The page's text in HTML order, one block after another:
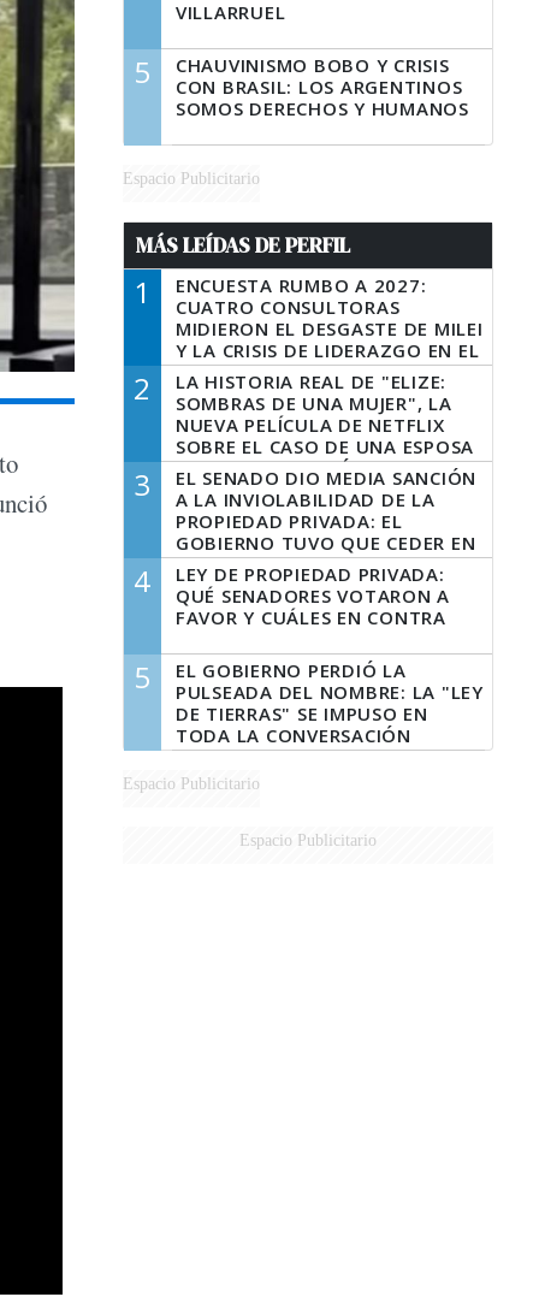
VILLARRUEL
5
CHAUVINISMO BOBO Y CRISIS
CON BRASIL: LOS ARGENTINOS
SOMOS DERECHOS Y HUMANOS
Espacio Publicitario
MÁS LEÍDAS DE PERFIL
1
ENCUESTA RUMBO A 2027:
CUATRO CONSULTORAS
MIDIERON EL DESGASTE DE MILEI
Y LA CRISIS DE LIDERAZGO EN EL
PERONISMO
2
LA HISTORIA REAL DE "ELIZE:
SOMBRAS DE UNA MUJER", LA
NUEVA PELÍCULA DE NETFLIX
SOBRE EL CASO DE UNA ESPOSA
QUE DESCUARTIZÓ A SU
MARIDO
3
EL SENADO DIO MEDIA SANCIÓN
A LA INVIOLABILIDAD DE LA
PROPIEDAD PRIVADA: EL
GOBIERNO TUVO QUE CEDER EN
LA LEY DEL MANEJO DEL FUEGO
4
LEY DE PROPIEDAD PRIVADA:
QUÉ SENADORES VOTARON A
FAVOR Y CUÁLES EN CONTRA
5
EL GOBIERNO PERDIÓ LA
PULSEADA DEL NOMBRE: LA "LEY
DE TIERRAS" SE IMPUSO EN
TODA LA CONVERSACIÓN
DIGITAL
Espacio Publicitario
Espacio Publicitario